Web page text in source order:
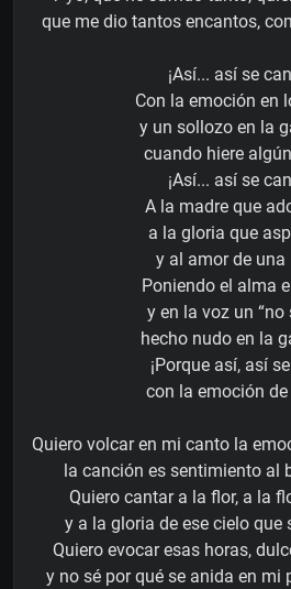
que me dio tantos encantos,
¡Así... así se
Con la emoción en
y un sollozo en la
cuando hiere
¡Así... así se
A la madre que
a la gloria que
y al amor de una
Poniendo el alma
y en la voz un “no
hecho nudo en la
¡Porque así, así
con la emoción de
Quiero volcar en mi canto la
la canción es sentimiento al
Quiero cantar a la flor, a la
y a la gloria de ese cielo que
Quiero evocar esas horas,
y no sé por qué se anida en mi